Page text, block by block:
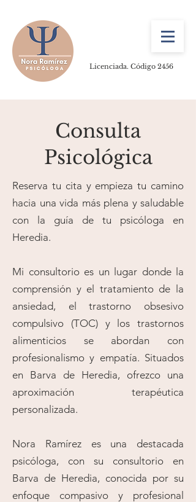
Licenciada. Código 2456
Consulta
Psicológica
Reserva tu cita y empieza tu camino
hacia una vida más plena y saludable
con la guía de tu psicóloga en
Heredia.
Mi consultorio es un lugar donde la
comprensión y el tratamiento de la
ansiedad, el trastorno obsesivo
compulsivo (TOC) y los trastornos
alimenticios se abordan con
profesionalismo y empatía. Situados
en Barva de Heredia, ofrezco una
aproximación terapéutica
personalizada.
Nora Ramírez es una destacada
psicóloga, con su consultorio en
Barva de Heredia, conocida por su
enfoque compasivo y profesional